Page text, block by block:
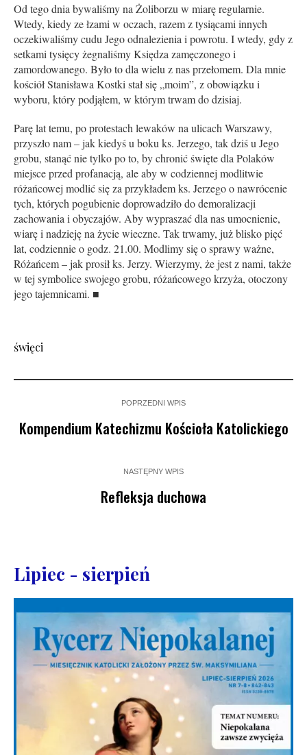
Od tego dnia bywaliśmy na Żoliborzu w miarę regularnie.
Wtedy, kiedy ze łzami w oczach, razem z tysiącami innych
oczekiwaliśmy cudu Jego odnalezienia i powrotu. I wtedy, gdy z
setkami tysięcy żegnaliśmy Księdza zamęczonego i
zamordowanego. Było to dla wielu z nas przełomem. Dla mnie
kościół Stanisława Kostki stał się „moim”, z obowiązku i
wyboru, który podjąłem, w którym trwam do dzisiaj.
Parę lat temu, po protestach lewaków na ulicach Warszawy,
przyszło nam – jak kiedyś u boku ks. Jerzego, tak dziś u Jego
grobu, stanąć nie tylko po to, by chronić święte dla Polaków
miejsce przed profanacją, ale aby w codziennej modlitwie
różańcowej modlić się za przykładem ks. Jerzego o nawrócenie
tych, których pogubienie doprowadziło do demoralizacji
zachowania i obyczajów. Aby wypraszać dla nas umocnienie,
wiarę i nadzieję na życie wieczne. Tak trwamy, już blisko pięć
lat, codziennie o godz. 21.00. Modlimy się o sprawy ważne,
Różańcem – jak prosił ks. Jerzy. Wierzymy, że jest z nami, także
w tej symbolice swojego grobu, różańcowego krzyża, otoczony
jego tajemnicami. ■
święci
POPRZEDNI WPIS
Kompendium Katechizmu Kościoła Katolickiego
NASTĘPNY WPIS
Refleksja duchowa
Lipiec - sierpień